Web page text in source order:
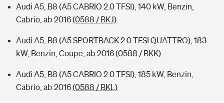
Audi A5, B8 (A5 CABRIO 2.0 TFSI), 140 kW, Benzin,
Cabrio, ab 2016(0588 / BKJ)
Audi A5, B8 (A5 SPORTBACK 2.0 TFSI QUATTRO), 183
kW, Benzin, Coupe, ab 2016(0588 / BKK)
Audi A5, B8 (A5 CABRIO 2.0 TFSI), 185 kW, Benzin,
Cabrio, ab 2016(0588 / BKL)